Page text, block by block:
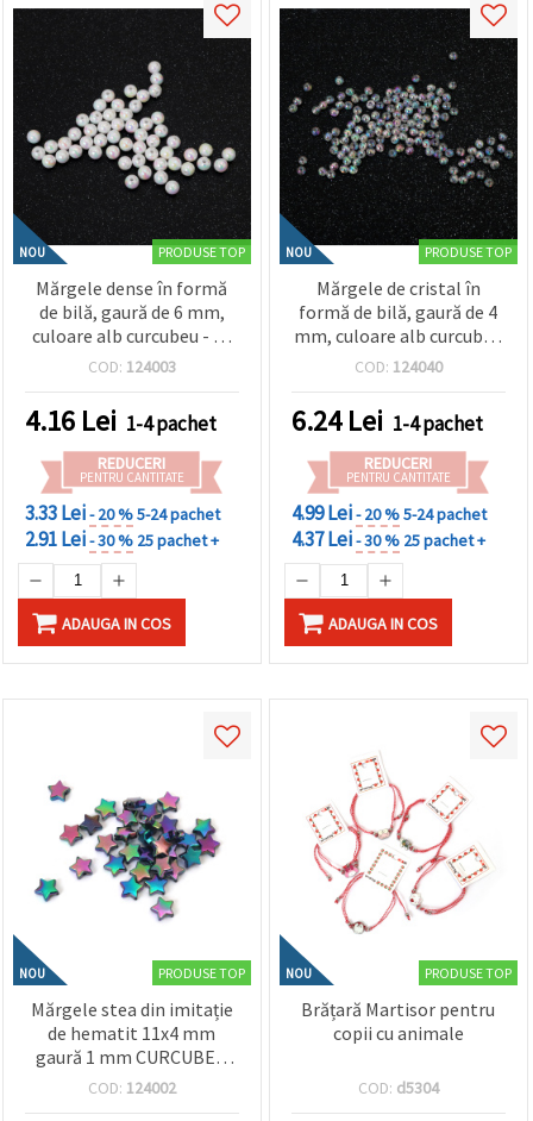
NOU PRODUSE TOP
Mărgele dense în formă
de bilă, gaură de 6 mm,
culoare alb curcubeu - 20
grame ~ 190 bucăți
COD: 124003
4.16 Lei 1-4 pachet
REDUCERI
PENTRU CANTITATE
3.33 Lei- 20 %5-24 pachet
2.91 Lei- 30 % 25 pachet +
ADAUGA IN COS
NOU PRODUSE TOP
Mărgele de cristal în
formă de bilă, gaură de 4
mm, culoare alb curcubeu
- 20 grame ~700 bucăți
COD: 124040
6.24Lei 1-4 pachet
REDUCERI
PENTRU CANTITATE
4.99 Lei- 20 %5-24 pachet
4.37 Lei- 30 % 25 pachet +
ADAUGA IN COS
NOU PRODUSE TOP
Mărgele stea din imitație
de hematit 11x4 mm
gaură 1 mm CURCUBEU
-20 grame ~ 90 bucăți
COD: 124002
NOU PRODUSE TOP
Brățară Martisor pentru
copii cu animale
COD: d5304